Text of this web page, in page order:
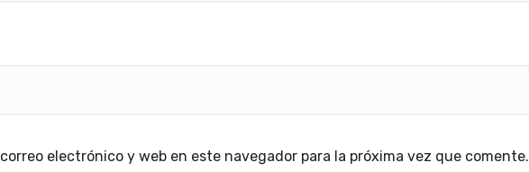
electrónico y web en este navegador para la próxima vez que comente.